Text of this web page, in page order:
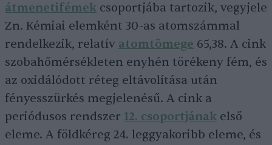
átmenetifémek csoportjába tartozik, vegyjele
Zn. Kémiai elemként 30-as atomszámmal
rendelkezik, relatív atomtömege 65,38. A cink
szobahőmérsékleten enyhén törékeny fém, és
az oxidálódott réteg eltávolítása után
fényesszürkés megjelenésű. A cink a
periódusos rendszer 12. csoportjának első
eleme. A földkéreg 24. leggyakoribb eleme, és